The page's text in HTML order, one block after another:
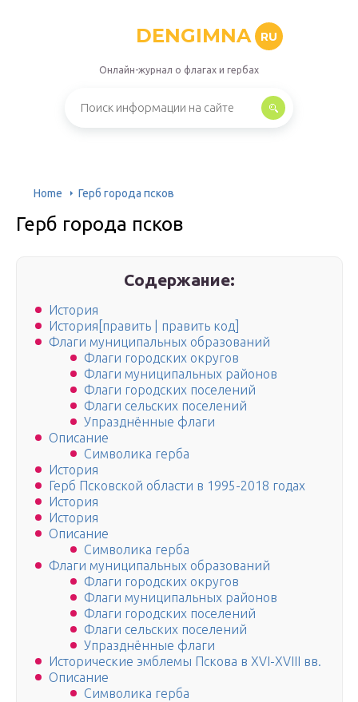
DENGIMNA RU
Онлайн-журнал о флагах и гербах
Home Герб города псков
Герб города псков
Содержание:
История
История[править | править код]
Флаги муниципальных образований
Флаги городских округов
Флаги муниципальных районов
Флаги городских поселений
Флаги сельских поселений
Упразднённые флаги
Описание
Символика герба
История
Герб Псковской области в 1995-2018 годах
История
История
Описание
Символика герба
Флаги муниципальных образований
Флаги городских округов
Флаги муниципальных районов
Флаги городских поселений
Флаги сельских поселений
Упразднённые флаги
Исторические эмблемы Пскова в XVI-XVIII вв.
Описание
Символика герба